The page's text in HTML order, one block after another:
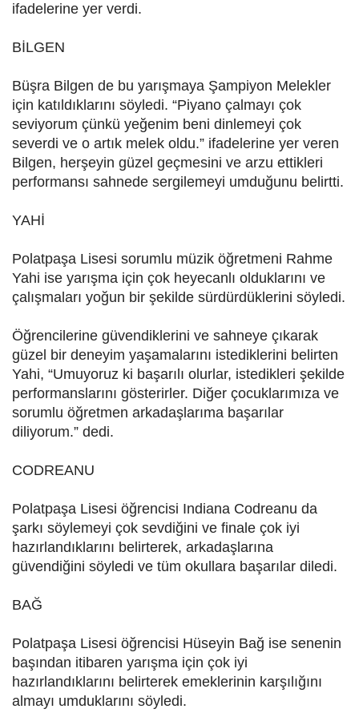
ifadelerine yer verdi.
BİLGEN
Büşra Bilgen de bu yarışmaya Şampiyon Melekler
için katıldıklarını söyledi. “Piyano çalmayı çok
seviyorum çünkü yeğenim beni dinlemeyi çok
severdi ve o artık melek oldu.” ifadelerine yer veren
Bilgen, herşeyin güzel geçmesini ve arzu ettikleri
performansı sahnede sergilemeyi umduğunu belirtti.
YAHİ
Polatpaşa Lisesi sorumlu müzik öğretmeni Rahme
Yahi ise yarışma için çok heyecanlı olduklarını ve
çalışmaları yoğun bir şekilde sürdürdüklerini söyledi.
Öğrencilerine güvendiklerini ve sahneye çıkarak
güzel bir deneyim yaşamalarını istediklerini belirten
Yahi, “Umuyoruz ki başarılı olurlar, istedikleri şekilde
performanslarını gösterirler. Diğer çocuklarımıza ve
sorumlu öğretmen arkadaşlarıma başarılar
diliyorum.” dedi.
CODREANU
Polatpaşa Lisesi öğrencisi Indiana Codreanu da
şarkı söylemeyi çok sevdiğini ve finale çok iyi
hazırlandıklarını belirterek, arkadaşlarına
güvendiğini söyledi ve tüm okullara başarılar diledi.
BAĞ
Polatpaşa Lisesi öğrencisi Hüseyin Bağ ise senenin
başından itibaren yarışma için çok iyi
hazırlandıklarını belirterek emeklerinin karşılığını
almayı umduklarını söyledi.